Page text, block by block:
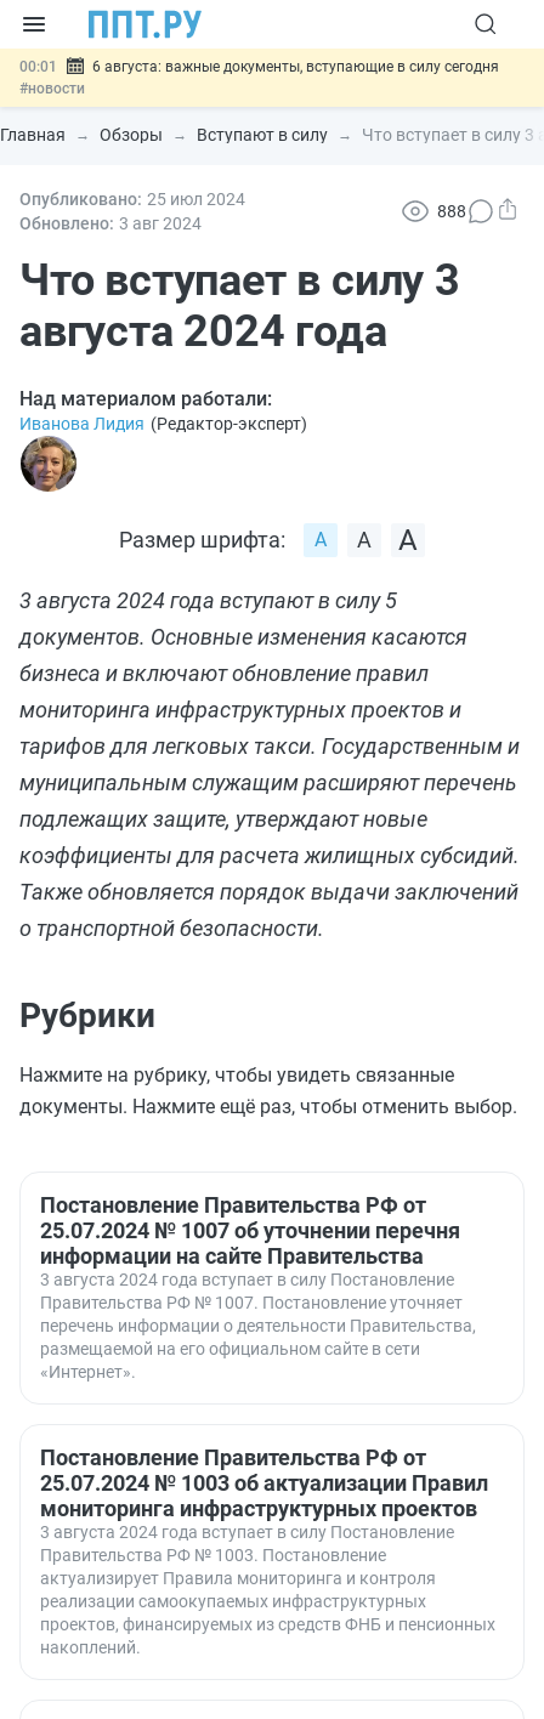
00:01
6 августа: важные документы, вступающие в силу сегодня
#новости
05.08 Обновили сообщения НПФ о договорах НПО и долгосрочных
сбережений#новости
05.08 Систему страхования вкладов распространили на электронные
кошельки#новости
#новости
Главная Обзоры Вступают в силу Что вступает в силу 3
Опубликовано: 25 июл 2024
Обновлено: 3 авг2024
888
Что вступает в силу 3
августа 2024 года
Над материалом работали:
Иванова Лидия (Редактор-эксперт)
Размер шрифта:
3 августа 2024 года вступают в силу 5
документов. Основные изменения касаются
бизнеса и включают обновление правил
мониторинга инфраструктурных проектов и
тарифов для легковых такси. Государственным и
муниципальным служащим расширяют перечень
подлежащих защите, утверждают новые
коэффициенты для расчета жилищных субсидий.
Также обновляется порядок выдачи заключений
о транспортной безопасности.
Рубрики
Нажмите на рубрику, чтобы увидеть связанные
документы. Нажмите ещё раз, чтобы отменить выбор.
Постановление Правительства РФ от
25.07.2024 № 1007 об уточнении перечня
информации на сайте Правительства
3 августа 2024 года вступает в силу Постановление
Правительства РФ № 1007. Постановление уточняет
перечень информации о деятельности Правительства,
размещаемой на его официальном сайте в сети
«Интернет».
Постановление Правительства РФ от
25.07.2024 № 1003 об актуализации Правил
мониторинга инфраструктурных проектов
3 августа 2024 года вступает в силу Постановление
Правительства РФ № 1003. Постановление
актуализирует Правила мониторинга и контроля
реализации самоокупаемых инфраструктурных
проектов, финансируемых из средств ФНБ и пенсионных
накоплений.